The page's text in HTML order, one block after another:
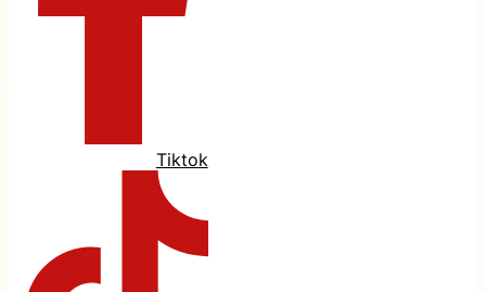
Tiktok